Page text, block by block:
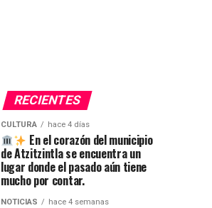
RECIENTES
CULTURA hace 4 días
En el corazón del municipio
de Atzitzintla se encuentra un
lugar donde el pasado aún tiene
mucho por contar.
NOTICIAS hace 4 semanas